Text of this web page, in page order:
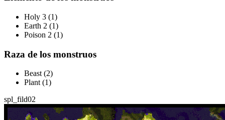
Holy 3 (1)
Earth 2 (1)
Poison 2 (1)
Raza de los monstruos
Beast (2)
Plant (1)
spl_fild02